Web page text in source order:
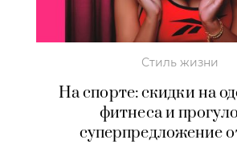
Стиль жизни
На спорте: скидки на
фитнеса и
суперпредложение